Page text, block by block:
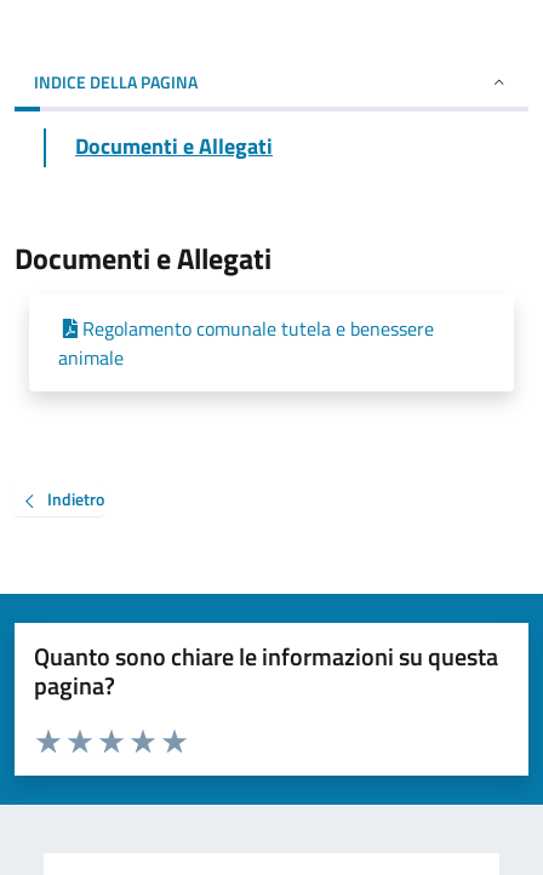
INDICE DELLA PAGINA
Documenti e Allegati
Documenti e Allegati
Regolamento comunale tutela e benessere
animale
Indietro
Quanto sono chiare le informazioni su questa
pagina?
Valuta da 1 a 5 stelle la pagina
Valuta 5 stelle su 5
Valuta 4 stelle su 5
Valuta 3 stelle su 5
Valuta 2 stelle su 5
Valuta 1 stelle su 5